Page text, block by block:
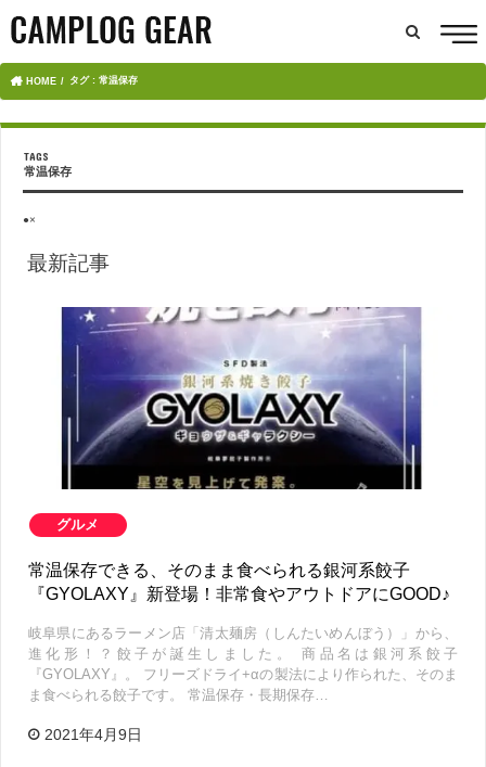
HOME タグ : 常温保存
常温保存
●×
最新記事
グルメ
常温保存できる、そのまま食べられる銀河系餃子
『GYOLAXY』新登場！非常食やアウトドアにGOOD♪
岐阜県にあるラーメン店「清太麺房（しんたいめんぼう）」から、
進化形！？餃子が誕生しました。 商品名は銀河系餃子
『GYOLAXY』。 フリーズドライ+αの製法により作られた、そのま
ま食べられる餃子です。 常温保存・長期保存…
2021年4月9日